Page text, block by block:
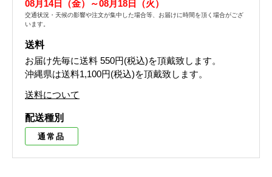
08月14日（金）～08月18日（火）
交通状況・天候の影響や注文が集中した場合等、お届けに時間を頂く場合がござ
います。
送料
お届け先毎に送料 550円(税込)を頂戴致します。
沖縄県は送料1,100円(税込)を頂戴致します。
送料について
配送種別
通常品